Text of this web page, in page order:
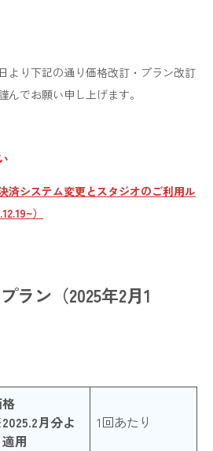
より下記の通り価格改訂・プラン改訂
でお願い申し上げます。
済システム変更とスタジオのご利用ル
）
ラン（2025年2月1
月分よ
適用
1回あたり